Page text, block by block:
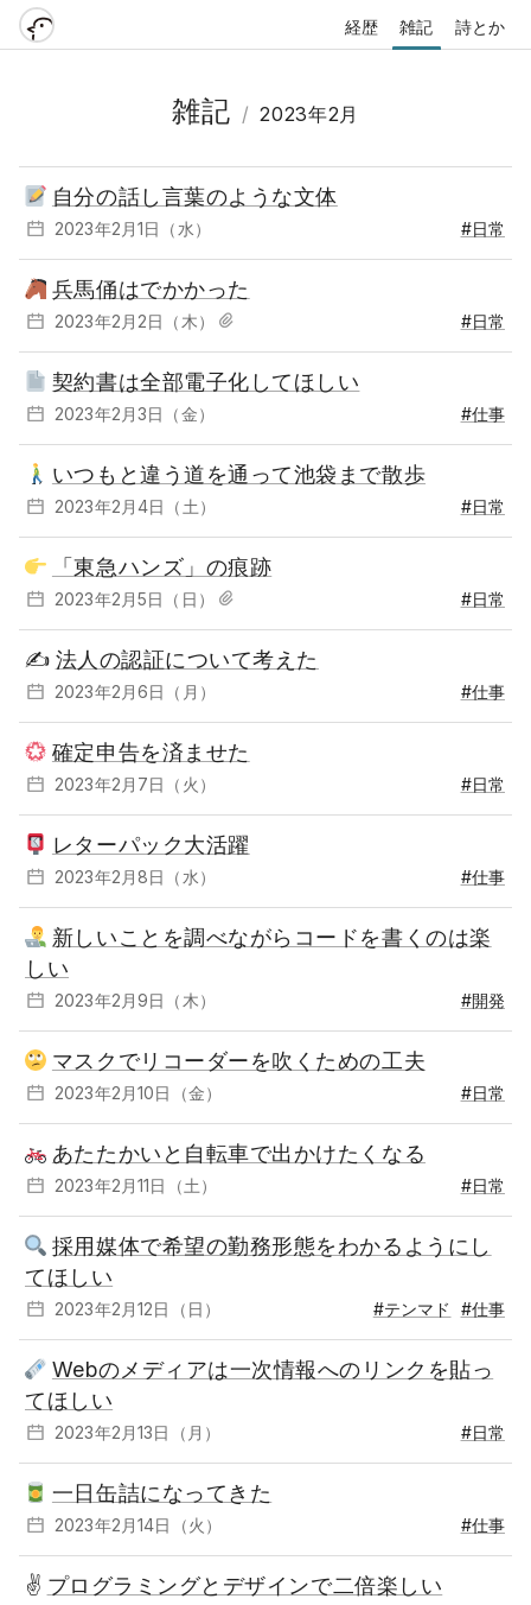
経歴 雑記 詩とか
雑記 / 2023年2月
自分の話し言葉のような文体
2023年2月1日（水） #日常
兵馬俑はでかかった
2023年2月2日（木） #日常
契約書は全部電子化してほしい
2023年2月3日（金） #仕事
いつもと違う道を通って池袋まで散歩
2023年2月4日（土） #日常
「東急ハンズ」の痕跡
2023年2月5日（日） #日常
✍️ 法人の認証について考えた
2023年2月6日（月） #仕事
確定申告を済ませた
2023年2月7日（火） #日常
レターパック大活躍
2023年2月8日（水） #仕事
新しいことを調べながらコードを書くのは楽
しい
2023年2月9日（木） #開発
マスクでリコーダーを吹くための工夫
2023年2月10日（金） #日常
あたたかいと自転車で出かけたくなる
2023年2月11日（土） #日常
採用媒体で希望の勤務形態をわかるようにし
てほしい
2023年2月12日（日） #テンマド #仕事
Webのメディアは一次情報へのリンクを貼っ
てほしい
2023年2月13日（月） #日常
一日缶詰になってきた
2023年2月14日（火） #仕事
✌️ プログラミングとデザインで二倍楽しい